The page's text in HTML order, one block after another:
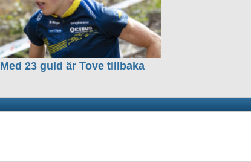
Med 23 guld är Tove tillbaka